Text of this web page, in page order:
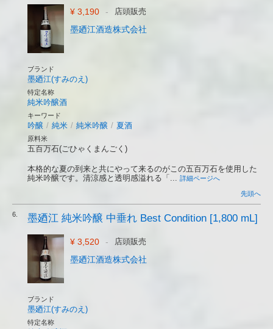
¥ 3,190 - 店頭販売
墨廼江酒造株式会社
ブランド
墨廼江(すみのえ)
特定名称
純米吟醸酒
キーワード
吟醸 / 純米 / 純米吟醸 / 夏酒
原料米
五百万石(ごひゃくまんごく)
本格的な夏の到来と共にやって来るのがこの五百万石を使用した
純米吟醸です。清涼感と透明感溢れる「... 詳細ページへ
先頭へ
6. 墨廼江 純米吟醸 中垂れ Best Condition [1,800 mL]
¥ 3,520 - 店頭販売
墨廼江酒造株式会社
ブランド
墨廼江(すみのえ)
特定名称